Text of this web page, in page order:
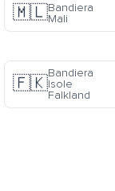
🇲🇱Bandiera
Mali
🇫🇰
Bandiera
Isole
Falkland